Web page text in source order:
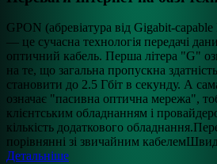
GPON (абревіатура від Gigabit-
— це сучасна технологія передачі
оптичний кабель. Перша літера "G"
на те, що загальна пропускна
становити до 2.5 Гбіт в секунду. А
означає "пасивна оптична мережа",
клієнтським обладнанням і
кількість додаткового
порівнянні зі звичайним
Детальніше